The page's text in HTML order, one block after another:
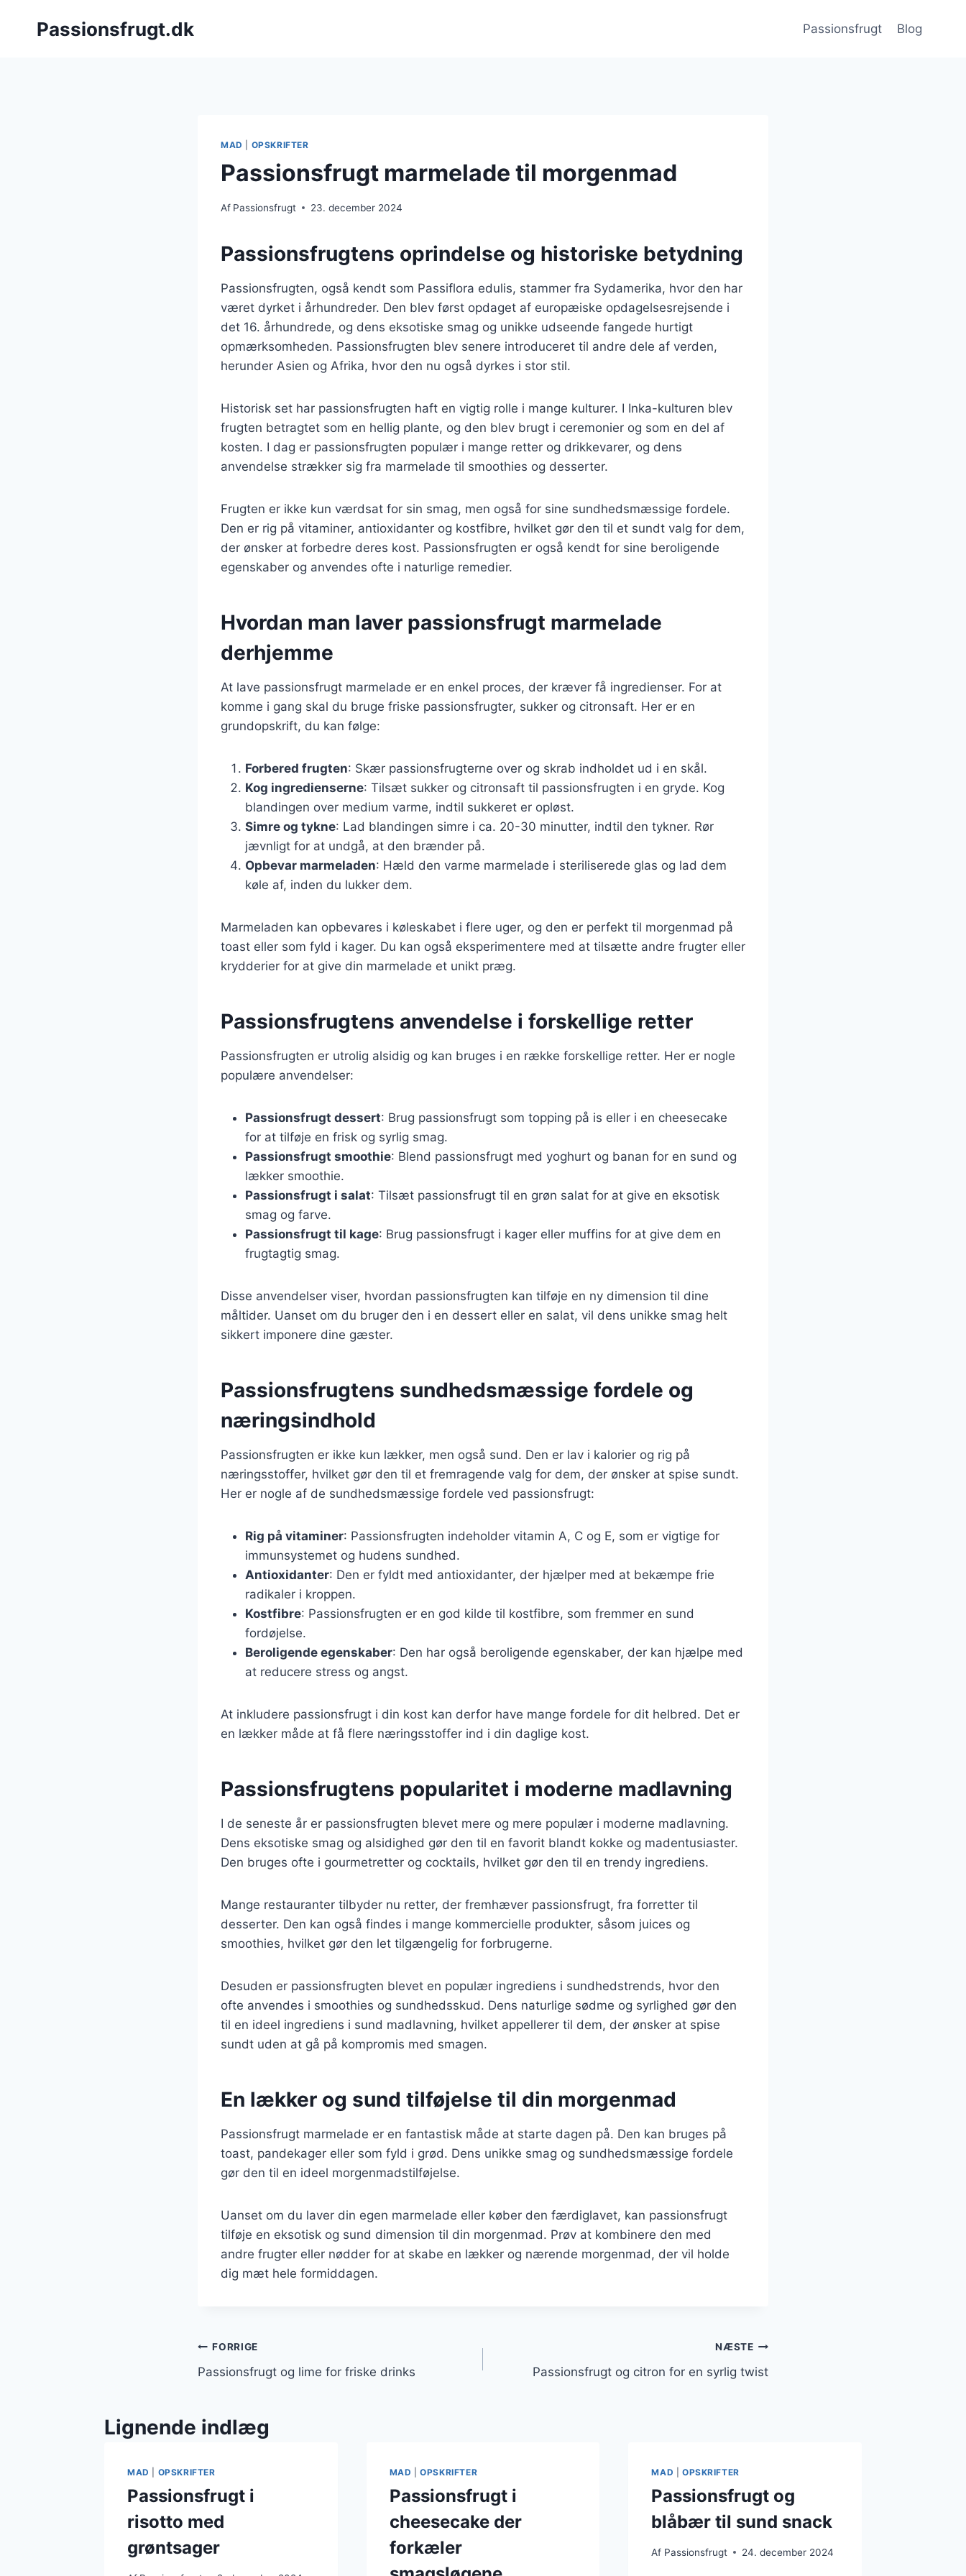
Passionsfrugt.dk Passionsfrugt Blog
MAD OPSKRIFTER
Passionsfrugt marmelade til morgenmad
Af Passionsfrugt 23. december 2024
Passionsfrugtens oprindelse og historiske betydning
Passionsfrugten, også kendt som Passiflora edulis, stammer fra Sydamerika, hvor den har
været dyrket i århundreder. Den blev først opdaget af europæiske opdagelsesrejsende i
det 16. århundrede, og dens eksotiske smag og unikke udseende fangede hurtigt
opmærksomheden. Passionsfrugten blev senere introduceret til andre dele af verden,
herunder Asien og Afrika, hvor den nu også dyrkes i stor stil.
Historisk set har passionsfrugten haft en vigtig rolle i mange kulturer. I Inka-kulturen blev
frugten betragtet som en hellig plante, og den blev brugt i ceremonier og som en del af
kosten. I dag er passionsfrugten populær i mange retter og drikkevarer, og dens
anvendelse strækker sig fra marmelade til smoothies og desserter.
Frugten er ikke kun værdsat for sin smag, men også for sine sundhedsmæssige fordele.
Den er rig på vitaminer, antioxidanter og kostfibre, hvilket gør den til et sundt valg for dem,
der ønsker at forbedre deres kost. Passionsfrugten er også kendt for sine beroligende
egenskaber og anvendes ofte i naturlige remedier.
Hvordan man laver passionsfrugt marmelade
derhjemme
At lave passionsfrugt marmelade er en enkel proces, der kræver få ingredienser. For at
komme i gang skal du bruge friske passionsfrugter, sukker og citronsaft. Her er en
grundopskrift, du kan følge:
Forbered frugten: Skær passionsfrugterne over og skrab indholdet ud i en skål.
Kog ingredienserne: Tilsæt sukker og citronsaft til passionsfrugten i en gryde. Kog
blandingen over medium varme, indtil sukkeret er opløst.
Simre og tykne: Lad blandingen simre i ca. 20-30 minutter, indtil den tykner. Rør
jævnligt for at undgå, at den brænder på.
Opbevar marmeladen: Hæld den varme marmelade i steriliserede glas og lad dem
køle af, inden du lukker dem.
Marmeladen kan opbevares i køleskabet i flere uger, og den er perfekt til morgenmad på
toast eller som fyld i kager. Du kan også eksperimentere med at tilsætte andre frugter eller
krydderier for at give din marmelade et unikt præg.
Passionsfrugtens anvendelse i forskellige retter
Passionsfrugten er utrolig alsidig og kan bruges i en række forskellige retter. Her er nogle
populære anvendelser:
Passionsfrugt dessert: Brug passionsfrugt som topping på is eller i en cheesecake
for at tilføje en frisk og syrlig smag.
Passionsfrugt smoothie: Blend passionsfrugt med yoghurt og banan for en sund og
lækker smoothie.
Passionsfrugt i salat: Tilsæt passionsfrugt til en grøn salat for at give en eksotisk
smag og farve.
Passionsfrugt til kage: Brug passionsfrugt i kager eller muffins for at give dem en
frugtagtig smag.
Disse anvendelser viser, hvordan passionsfrugten kan tilføje en ny dimension til dine
måltider. Uanset om du bruger den i en dessert eller en salat, vil dens unikke smag helt
sikkert imponere dine gæster.
Passionsfrugtens sundhedsmæssige fordele og
næringsindhold
Passionsfrugten er ikke kun lækker, men også sund. Den er lav i kalorier og rig på
næringsstoffer, hvilket gør den til et fremragende valg for dem, der ønsker at spise sundt.
Her er nogle af de sundhedsmæssige fordele ved passionsfrugt:
Rig på vitaminer: Passionsfrugten indeholder vitamin A, C og E, som er vigtige for
immunsystemet og hudens sundhed.
Antioxidanter: Den er fyldt med antioxidanter, der hjælper med at bekæmpe frie
radikaler i kroppen.
Kostfibre: Passionsfrugten er en god kilde til kostfibre, som fremmer en sund
fordøjelse.
Beroligende egenskaber: Den har også beroligende egenskaber, der kan hjælpe med
at reducere stress og angst.
At inkludere passionsfrugt i din kost kan derfor have mange fordele for dit helbred. Det er
en lækker måde at få flere næringsstoffer ind i din daglige kost.
Passionsfrugtens popularitet i moderne madlavning
I de seneste år er passionsfrugten blevet mere og mere populær i moderne madlavning.
Dens eksotiske smag og alsidighed gør den til en favorit blandt kokke og madentusiaster.
Den bruges ofte i gourmetretter og cocktails, hvilket gør den til en trendy ingrediens.
Mange restauranter tilbyder nu retter, der fremhæver passionsfrugt, fra forretter til
desserter. Den kan også findes i mange kommercielle produkter, såsom juices og
smoothies, hvilket gør den let tilgængelig for forbrugerne.
Desuden er passionsfrugten blevet en populær ingrediens i sundhedstrends, hvor den
ofte anvendes i smoothies og sundhedsskud. Dens naturlige sødme og syrlighed gør den
til en ideel ingrediens i sund madlavning, hvilket appellerer til dem, der ønsker at spise
sundt uden at gå på kompromis med smagen.
En lækker og sund tilføjelse til din morgenmad
Passionsfrugt marmelade er en fantastisk måde at starte dagen på. Den kan bruges på
toast, pandekager eller som fyld i grød. Dens unikke smag og sundhedsmæssige fordele
gør den til en ideel morgenmadstilføjelse.
Uanset om du laver din egen marmelade eller køber den færdiglavet, kan passionsfrugt
tilføje en eksotisk og sund dimension til din morgenmad. Prøv at kombinere den med
andre frugter eller nødder for at skabe en lækker og nærende morgenmad, der vil holde
dig mæt hele formiddagen.
Indlægsnavigation
FORRIGE
Passionsfrugt og lime for friske drinks
NÆSTE
Passionsfrugt og citron for en syrlig twist
Lignende indlæg
MAD OPSKRIFTER
Passionsfrugt i
risotto med
grøntsager
MAD |OPSKRIFTER
Passionsfrugt i
cheesecake der
forkæler
MAD OPSKRIFTER
Passionsfrugt og
blåbær til sund snack
Af Passionsfrugt 24. december 2024